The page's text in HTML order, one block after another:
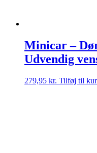
Minicar –
Udvendig
279,95 kr. Tilføj til